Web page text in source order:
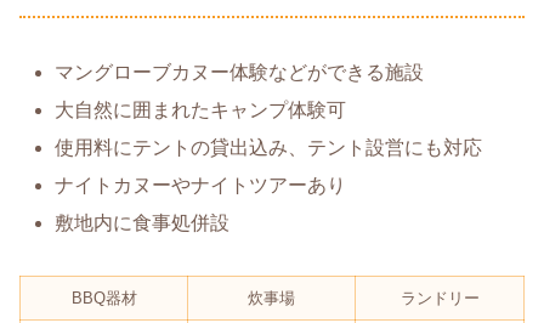
マングローブカヌー体験などができる施設
大自然に囲まれたキャンプ体験可
使用料にテントの貸出込み、テント設営にも対応
ナイトカヌーやナイトツアーあり
敷地内に食事処併設
BBQ器材 炊事場 ランドリー